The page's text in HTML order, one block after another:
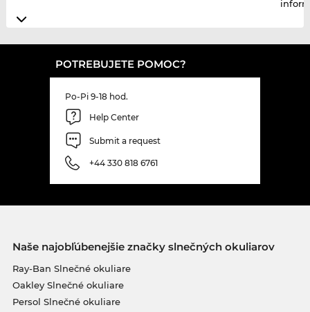
POTREBUJETE POMOC?
Po-Pi 9-18 hod.
Help Center
Submit a request
+44 330 818 6761
Naše najobľúbenejšie značky slnečných okuliarov
Ray-Ban Slnečné okuliare
Oakley Slnečné okuliare
Persol Slnečné okuliare